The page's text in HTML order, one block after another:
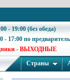
- 19:00 (без обеда)
- 17:00 по
- ВЫХОДНЫЕ
Страны